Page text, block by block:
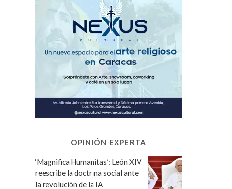
OPINIÓN EXPERTA
‘Magnifica Humanitas’: León XIV
reescribe la doctrina social ante
la revolución de la IA